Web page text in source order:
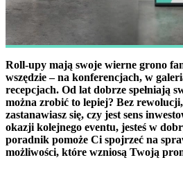
Roll-upy mają swoje wierne grono
wszędzie – na konferencjach, w
recepcjach. Od lat dobrze spełniają
można zrobić to lepiej? Bez rewolucji,
zastanawiasz się, czy jest sens
okazji kolejnego eventu, jesteś w
poradnik pomoże Ci spojrzeć na
możliwości, które wzniosą Twoją